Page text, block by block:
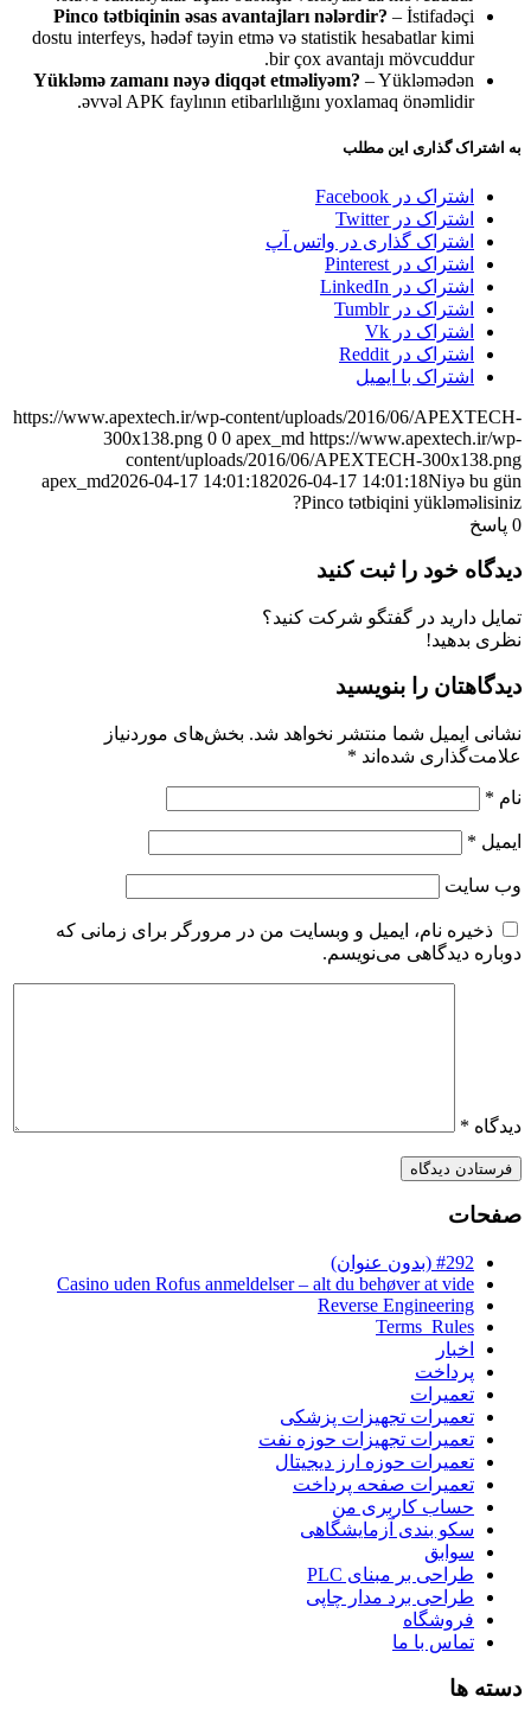
Pinco tətbiqinin əsas avantajları nələrdir? – İstifadəçi
dostu interfeys, hədəf təyin etmə və statistik hesabatlar kimi
bir çox avantajı mövcuddur.
Yükləmə zamanı nəyə diqqət etməliyəm? – Yükləmədən
əvvəl APK faylının etibarlılığını yoxlamaq önəmlidir.
به اشتراک گذاری این مطلب
اشتراک در Facebook
اشتراک در Twitter
اشتراک گذاری در واتس آپ
اشتراک در Pinterest
اشتراک در LinkedIn
اشتراک در Tumblr
اشتراک در Vk
اشتراک در Reddit
اشتراک با ایمیل
https://www.apextech.ir/wp-content/uploads/2016/06/APEXTECH-
300x138.png 0 0 apex_md https://www.apextech.ir/wp-
content/uploads/2016/06/APEXTECH-300x138.png
apex_md2026-04-17 14:01:182026-04-17 14:01:18Niyə bu gün
Pinco tətbiqini yükləməlisiniz?
0 پاسخ
دیدگاه خود را ثبت کنید
تمایل دارید در گفتگو شرکت کنید؟
نظری بدهید!
دیدگاهتان را بنویسید
نشانی ایمیل شما منتشر نخواهد شد. بخش‌های موردنیاز
علامت‌گذاری شده‌اند *
نام *
ایمیل *
وب‌ سایت
ذخیره نام، ایمیل و وبسایت من در مرورگر برای زمانی که
دوباره دیدگاهی می‌نویسم.
دیدگاه *
صفحات
#292 (بدون عنوان)
Casino uden Rofus anmeldelser – alt du behøver at vide
Reverse Engineering
Terms_Rules
اخبار
پرداخت
تعمیرات
تعمیرات تجهیزات پزشکی
تعمیرات تجهیزات حوزه نفت
تعمیرات حوزه ارز دیجیتال
تعمیرات صفحه پرداخت
حساب کاربری من
سکو بندی آزمایشگاهی
سوابق
طراحی بر مبنای PLC
طراحی برد مدار چاپی
فروشگاه
تماس با ما
دسته ها